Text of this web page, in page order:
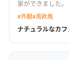
家ができました
れがリラックスし
#外観#南欧風
ナチュラルなカ